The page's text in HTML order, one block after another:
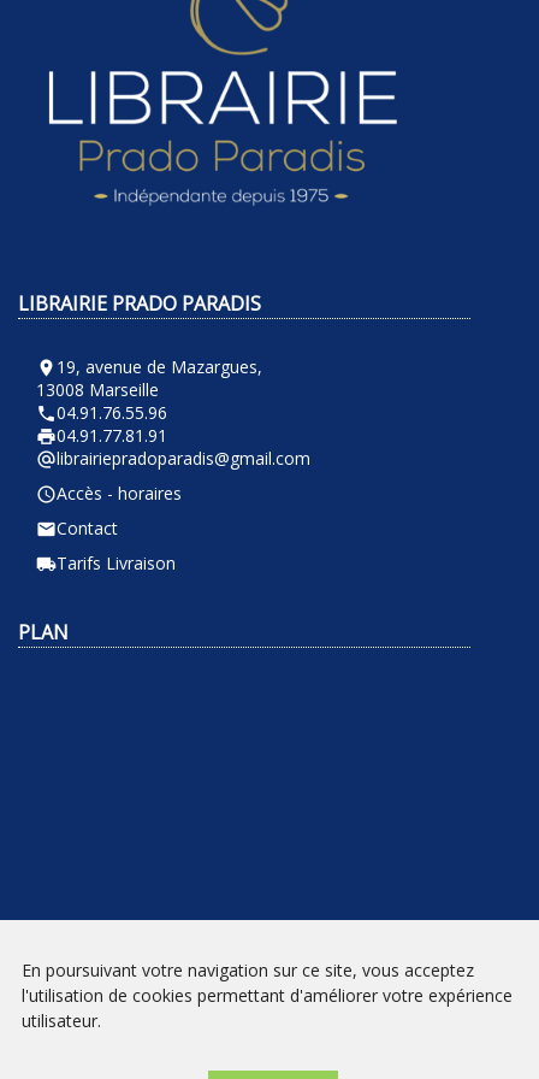
LIBRAIRIE PRADO PARADIS
room 19, avenue de Mazargues,
13008 Marseille
phone04.91.76.55.96
local_printshop04.91.77.81.91
alternate_emaillibrairiepradoparadis@gmail.com
query_builderAccès - horaires
emailContact
local_shippingTarifs Livraison
PLAN
NEWSLETTER
En poursuivant votre navigation sur ce site, vous acceptez
l'utilisation de cookies permettant d'améliorer votre expérience
utilisateur.